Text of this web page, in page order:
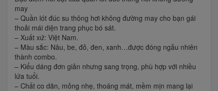
may
– Quần lót đúc su thông hơi không đường may cho bạn gái
thoải mái diện trang phục bó sát.
– Xuất xứ: Việt Nam.
– Màu sắc: Nâu, be, đỏ, đen, xanh…được đóng ngẫu nhiên
thành combo.
– Kiểu dáng đơn giản nhưng sang trọng, phù hợp với nhiều
lứa tuổi.
– Chất co dãn, mỏng nhẹ, thoáng mát, mềm mịn mang lại